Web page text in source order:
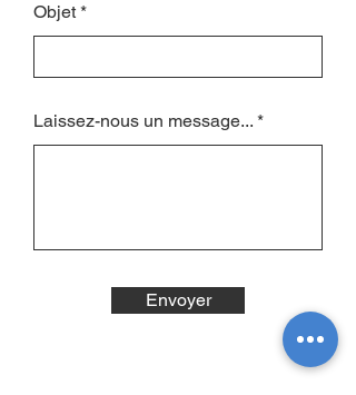
Objet
Laissez-nous un message...
Envoyer